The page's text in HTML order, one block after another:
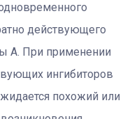
действующего
A. При применении
ингибиторов
похожий или